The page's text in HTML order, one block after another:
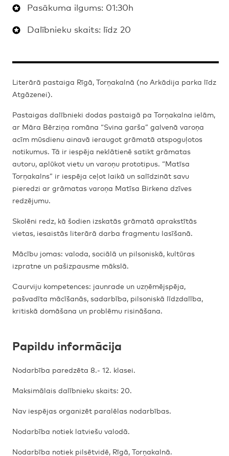
Pasākuma ilgums: 01:30h
Dalībnieku skaits: līdz 20
Literārā pastaiga Rīgā, Torņakalnā (no Arkādija parka līdz
Atgāzenei).
Pastaigas dalībnieki dodas pastaigā pa Torņakalna ielām,
ar Māra Bērziņa romāna “Svina garša” galvenā varoņa
acīm mūsdienu ainavā ieraugot grāmatā atspoguļotos
notikumus. Tā ir iespēja neklātienē satikt grāmatas
autoru, aplūkot vietu un varoņu prototipus. “Matīsa
Torņakalns” ir iespēja ceļot laikā un salīdzināt savu
pieredzi ar grāmatas varoņa Matīsa Birkena dzīves
redzējumu.
Skolēni redz, kā šodien izskatās grāmatā aprakstītās
vietas, iesaistās literārā darba fragmentu lasīšanā.
Mācību jomas: valoda, sociālā un pilsoniskā, kultūras
izpratne un pašizpausme mākslā.
Caurviju kompetences: jaunrade un uzņēmējspēja,
pašvadīta mācīšanās, sadarbība, pilsoniskā līdzdalība,
kritiskā domāšana un problēmu risināšana.
Papildu informācija
Nodarbība paredzēta 8.- 12. klasei.
Maksimālais dalībnieku skaits: 20.
Nav iespējas organizēt paralēlas nodarbības.
Nodarbība notiek latviešu valodā.
Nodarbība notiek pilsētvidē, Rīgā, Torņakalnā.